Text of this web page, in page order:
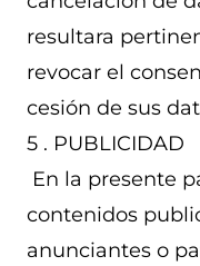
resultara
revocar el
cesión de sus
5 . PUBLICIDAD
En la presente
contenidos
anunciantes o